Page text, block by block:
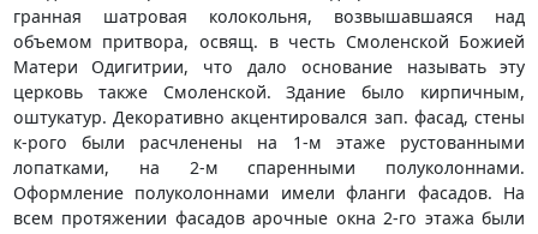
гранная шатровая колокольня, возвышавшаяся над
объемом притвора, освящ. в честь Смоленской Божией
Матери Одигитрии, что дало основание называть эту
церковь также Смоленской. Здание было кирпичным,
оштукатур. Декоративно акцентировался зап. фасад, стены
к-рого были расчленены на 1-м этаже рустованными
лопатками, на 2-м спаренными полуколоннами.
Оформление полуколоннами имели фланги фасадов. На
всем протяжении фасадов арочные окна 2-го этажа были